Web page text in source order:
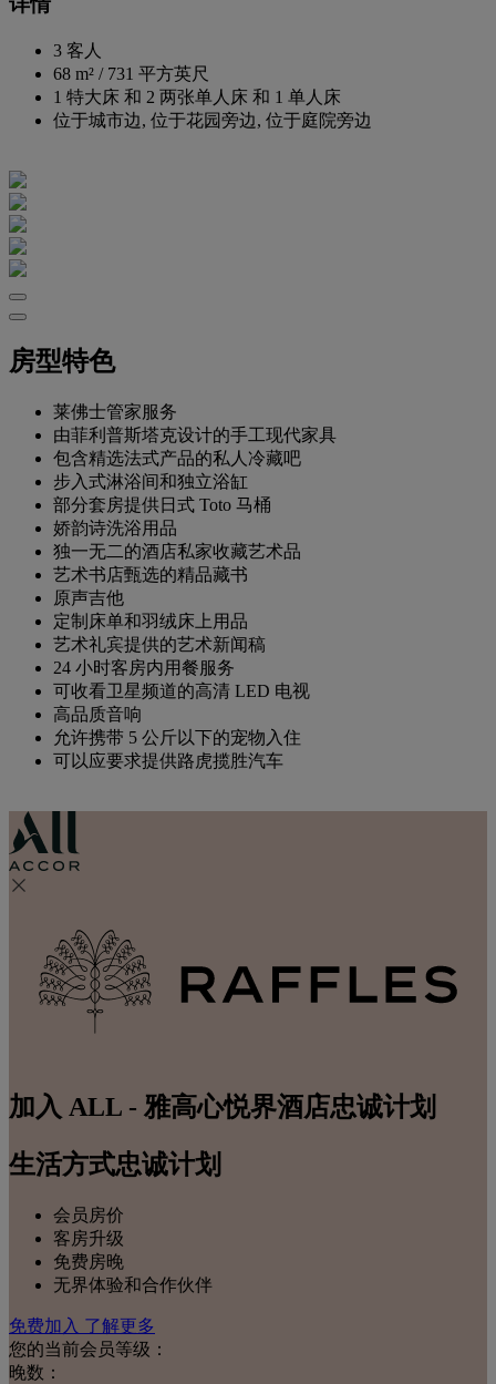
3 客人
68 m² / 731 平方英尺
1 特大床 和 2 两张单人床 和 1 单人床
位于城市边, 位于花园旁边, 位于庭院旁边
房型特色
莱佛士管家服务
由菲利普斯塔克设计的手工现代家具
包含精选法式产品的私人冷藏吧
步入式淋浴间和独立浴缸
部分套房提供日式 Toto 马桶
娇韵诗洗浴用品
独一无二的酒店私家收藏艺术品
艺术书店甄选的精品藏书
原声吉他
定制床单和羽绒床上用品
艺术礼宾提供的艺术新闻稿
24 小时客房内用餐服务
可收看卫星频道的高清 LED 电视
高品质音响
允许携带 5 公斤以下的宠物入住
可以应要求提供路虎揽胜汽车
加入 ALL - 雅高心悦界酒店忠诚计划
生活方式忠诚计划
会员房价
客房升级
免费房晚
无界体验和合作伙伴
免费加入 了解更多
您的当前会员等级：
晚数：